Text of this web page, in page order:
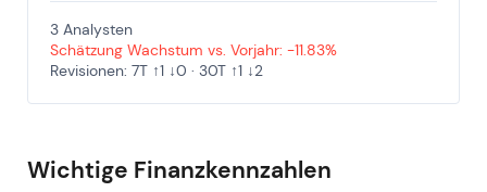
3 Analysten
Schätzung Wachstum vs. Vorjahr: -11.83%
Revisionen: 7T ↑1 ↓0 · 30T ↑1 ↓2
Wichtige Finanzkennzahlen